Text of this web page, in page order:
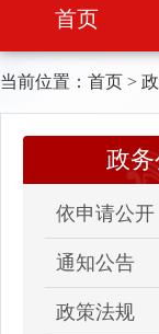
首页
当前位置： 首页 >
政
依申请公开
通知公告
政策法规